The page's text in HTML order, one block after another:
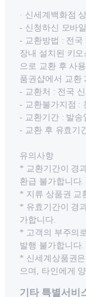
· 신세계백화점
- 신청하신 모바
- 교환방법 : 전국
장내 설치된 키
으로 교환 후 사
품권샵에서 교환
- 교환처 : 전국
- 교환불가지점 :
- 교환기간 : 발송
- 교환 후 유효기
유의사항
* 교환기간이 경
환급 불가합니다.
* 지류 상품권 교
* 유효기간이 경
가합니다.
* 고객의 부주의
발행 불가합니다.
* 신세계상품권
으며, 타인에게
기타 특별서비